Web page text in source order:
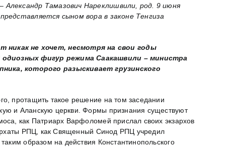
Тамазович Нареклишвили, род. 9 июня
сыном вора в законе Тенгиза
не хочет, несмотря на свои годы
одиозных фигур режима Саакашвили – министра
которого разыскивает грузинского
протащить такое решение на том заседании
и Аланскую церкви. Формы признания существуют
как Патриарх Варфоломей прислал своих экзархов
РПЦ, как Священный Синод РПЦ учредил
образом на действия Константинопольского